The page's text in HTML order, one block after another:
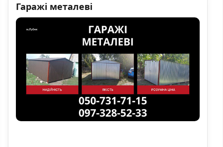
Гаражі металеві